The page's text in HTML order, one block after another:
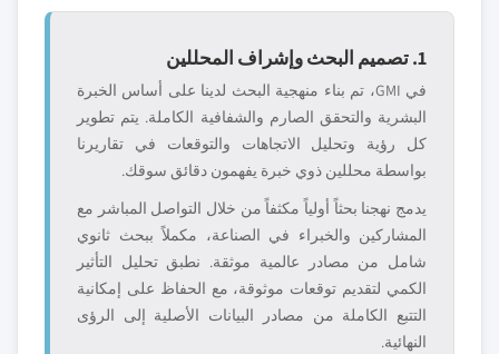
1. تصميم البحث وإشراف المحللين
في GMI، تم بناء منهجية البحث لدينا على أساس الخبرة
البشرية والتحقق الصارم والشفافية الكاملة. يتم تطوير
كل رؤية وتحليل الاتجاهات والتوقعات في تقاريرنا
بواسطة محللين ذوي خبرة يفهمون دقائق سوقك.
يدمج نهجنا بحثاً أولياً مكثفاً من خلال التواصل المباشر مع
المشاركين والخبراء في الصناعة، مكملاً ببحث ثانوي
شامل من مصادر عالمية موثقة. نطبق تحليل التأثير
الكمي لتقديم توقعات موثوقة، مع الحفاظ على إمكانية
التتبع الكاملة من مصادر البيانات الأصلية إلى الرؤى
النهائية.